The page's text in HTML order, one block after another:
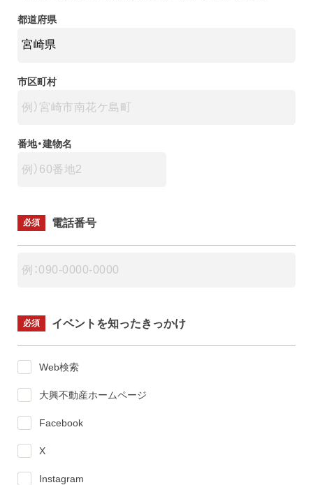
都道府県
市区町村
番地・建物名
必須 電話番号
必須 イベントを知ったきっかけ
Web検索
大興不動産ホームページ
Facebook
X
Instagram